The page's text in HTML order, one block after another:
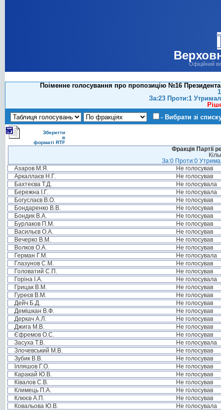
Офіційний
Поіменне голосування про пропозицію №16
За:23 Проти:1
- Вибрати зі
Зберегти
в
форматі RTF
Фракція Партії
За:0 Проти:0
Азаров М.Я.
Не голосував
Аркаллаєв Н.Г.
Не голосував
Бахтеєва Т.Д.
Не голосувала
Бережна І.Г.
Не голосувала
Богуслаєв В.О.
Не голосував
Бондаренко В.В.
Не голосував
Бондик В.А.
Не голосував
Бурлаков П.М.
Не голосував
Васильєв О.А.
Не голосував
Вечерко В.М.
Не голосував
Волков О.А.
Не голосував
Герман Г.М.
Не голосувала
Глазунов С.М.
Не голосував
Головатий С.П.
Не голосував
Горіна І.А.
Не голосувала
Грицак В.М.
Не голосував
Гуреєв В.М.
Не голосував
Дейч Б.Д.
Не голосував
Демішкан В.Ф.
Не голосував
Деркач А.Л.
Не голосував
Джига М.В.
Не голосував
Єфремов О.С.
Не голосував
Засуха Т.В.
Не голосувала
Злочевський М.В.
Не голосував
Зубик В.В.
Не голосував
Ілляшов Г.О.
Не голосував
Каракай Ю.В.
Не голосував
Ківалов С.В.
Не голосував
Климець П.А.
Не голосував
Клюєв А.П.
Не голосував
Ковальова Ю.В.
Не голосувала